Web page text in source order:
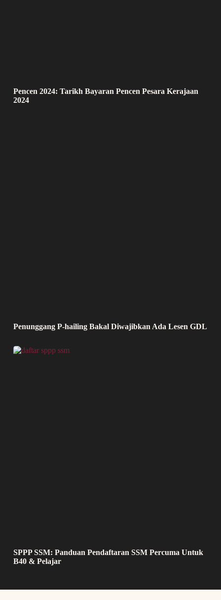
Pencen 2024: Tarikh Bayaran Pencen Pesara Kerajaan
2024
Penunggang P-hailing Bakal Diwajibkan Ada Lesen GDL
SPPP SSM: Panduan Pendaftaran SSM Percuma Untuk
B40 & Pelajar